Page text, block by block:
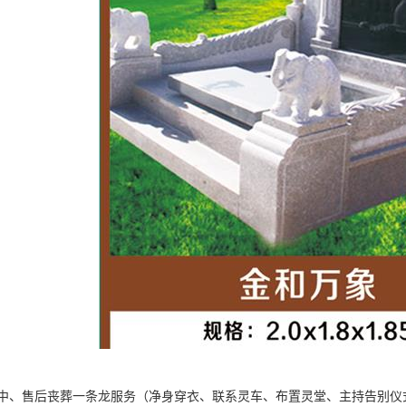
、售后丧葬一条龙服务（净身穿衣、联系灵车、布置灵堂、主持告别